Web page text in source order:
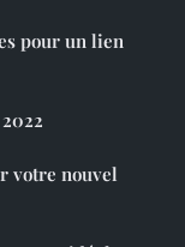
pour un lien
votre nouvel